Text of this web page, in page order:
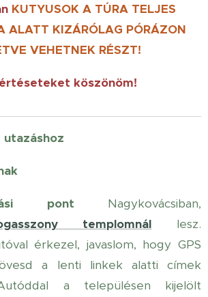
KUTYUSOK A TÚRA TELJES
ALATT KIZÁRÓLAG PÓRÁZON
VEHETNEK RÉSZT!
köszönöm!
pont Nagykovácsiban,
templomnál lesz.
érkezel, javaslom, hogy GPS
a lenti linkek alatti címek
a településen kijelölt